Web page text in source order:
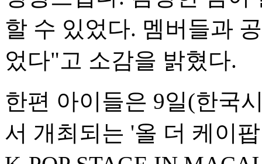
할 수 있었다. 멤버들과
었다"고 소감을 밝혔다.
한편 아이들은 9일(한국
서 개최되는 '올 더 케이